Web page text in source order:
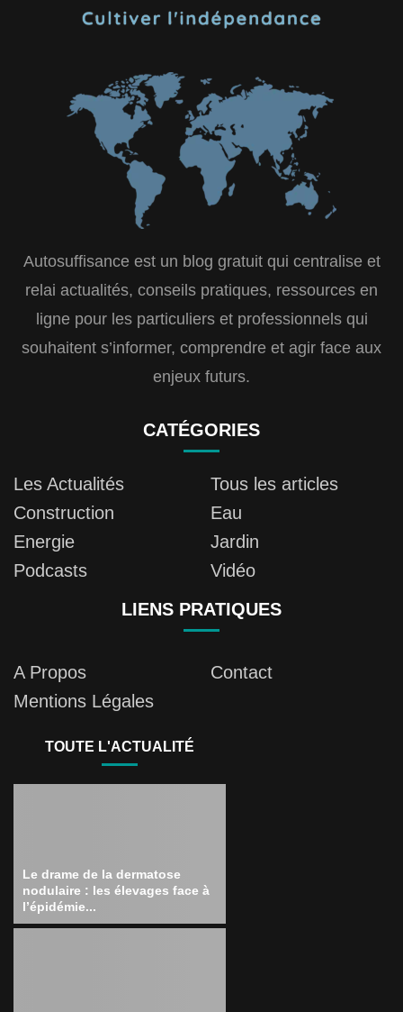
Autosuffisance est un blog gratuit qui centralise et
relai actualités, conseils pratiques, ressources en
ligne pour les particuliers et professionnels qui
souhaitent s’informer, comprendre et agir face aux
enjeux futurs.
CATÉGORIES
Les Actualités
Tous les articles
Construction
Eau
Energie
Jardin
Podcasts
Vidéo
LIENS PRATIQUES
A Propos
Contact
Mentions Légales
TOUTE L'ACTUALITÉ
Le drame de la dermatose
nodulaire : les élevages face à
l’épidémie...